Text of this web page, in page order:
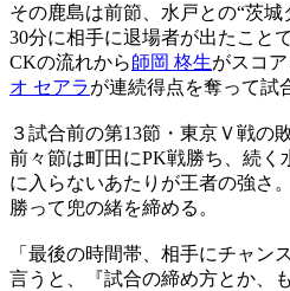
その鹿島は前節、水戸との“茨城
30分に相手に退場者が出たこと
CKの流れから師岡 柊生がスコ
オ セアラが連続得点を奪って試
３試合前の第13節・東京Ｖ戦の
前々節は町田にPK戦勝ち、続く
に入らないあたりが王者の強さ
勝って兜の緒を締める。
「最後の時間帯、相手にチャン
言うと、『試合の締め方とか、